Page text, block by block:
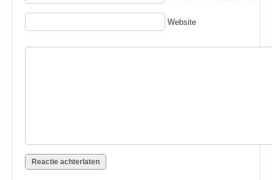
Website